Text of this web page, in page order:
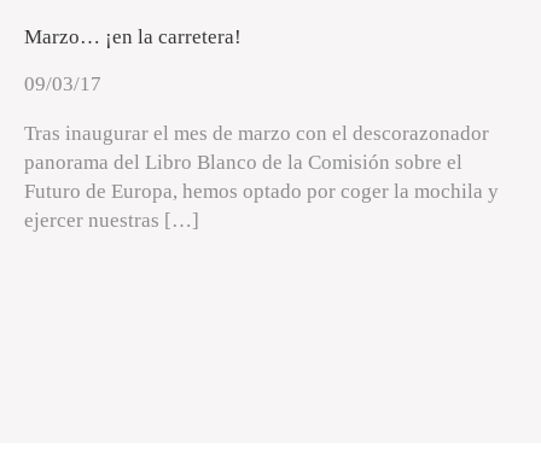
Marzo… ¡en la carretera!
09/03/17
Tras inaugurar el mes de marzo con el descorazonador
panorama del Libro Blanco de la Comisión sobre el
Futuro de Europa, hemos optado por coger la mochila y
ejercer nuestras […]